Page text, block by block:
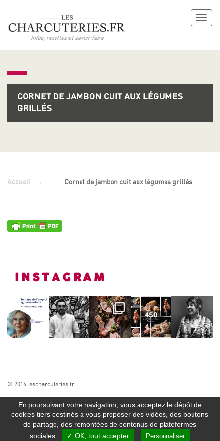
CORNET DE JAMBON CUIT AUX LÉGUMES
GRILLÉS
Accueil → → Cornet de jambon cuit aux légumes grillés
INSTAGRAM
© 2016 lescharcuteries.fr
A propos Mentions Légales Contact Newsletter Liens utiles
SUIVEZ-NOUS
En poursuivant votre navigation, vous acceptez le dépôt de
cookies tiers destinés à vous proposer des vidéos, des boutons
de partage, des remontées de contenus de plateformes
sociales
✓ OK, tout accepter Personnaliser